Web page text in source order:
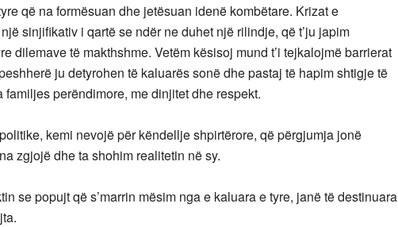
që na formësuan dhe jetësuan idenë kombëtare. Krizat e
sinjifikativ i qartë se ndër ne duhet një rilindje, që t’ju japim
dilemave të makthshme. Vetëm kësisoj mund t’i tejkalojmë barrierat
ju detyrohen të kaluarës sonë dhe pastaj të hapim shtigje të
familjes perëndimore, me dinjitet dhe respekt.
kemi nevojë për këndellje shpirtërore, që përgjumja jonë
zgjojë dhe ta shohim realitetin në sy.
se popujt që s’marrin mësim nga e kaluara e tyre, janë të destinuara